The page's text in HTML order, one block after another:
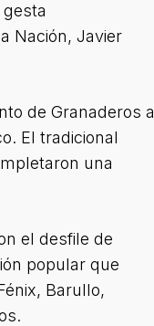
Nación, Javier
de Granaderos a
El tradicional
una
el desfile de
popular que
Barullo,